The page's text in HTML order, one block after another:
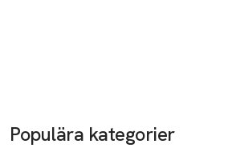
Populära kategorier